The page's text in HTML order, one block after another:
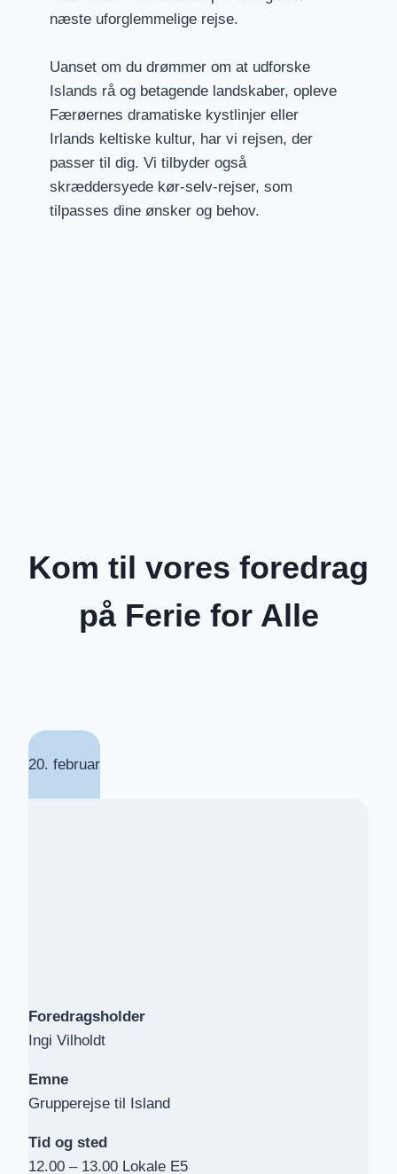
næste uforglemmelige rejse.
Uanset om du drømmer om at udforske
Islands rå og betagende landskaber, opleve
Færøernes dramatiske kystlinjer eller
Irlands keltiske kultur, har vi rejsen, der
passer til dig. Vi tilbyder også
skræddersyede kør-selv-rejser, som
tilpasses dine ønsker og behov.
Kom til vores foredrag
på Ferie for Alle
20. februar
Foredragsholder
Ingi Vilholdt
Emne
Grupperejse til Island
Tid og sted
12.00 – 13.00 Lokale E5